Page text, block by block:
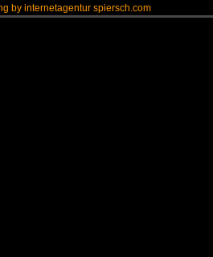
by internetagentur spiersch.com